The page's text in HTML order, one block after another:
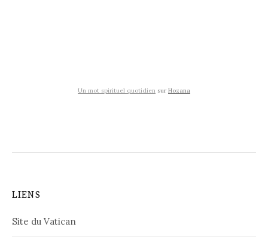
Un mot spirituel quotidien surHozana
LIENS
Site du Vatican